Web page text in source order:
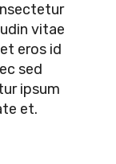
vitae
eros id
sed
ipsum
et.